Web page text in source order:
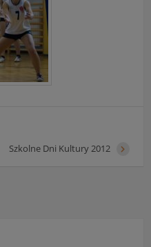
Szkolne Dni Kultury 2012